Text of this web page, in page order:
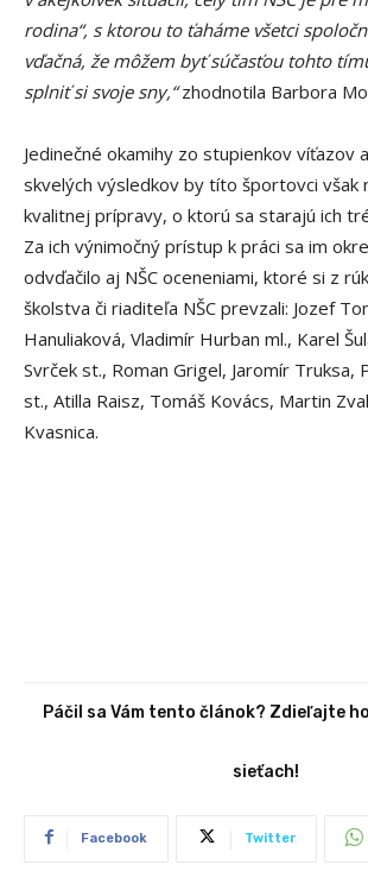
rodina“, s ktorou to ťaháme všetci
vďačná, že môžem byť súčasťou tohto
splniť si svoje sny,“zhodnotila Barbora
Jedinečné okamihy zo stupienkov víťazov
skvelých výsledkov by títo športovci však
kvalitnej prípravy, o ktorú sa starajú ich
Za ich výnimočný prístup k práci sa im
odvďačilo aj NŠC oceneniami, ktoré si z
školstva či riaditeľa NŠC prevzali: Jozef
Hanuliaková, Vladimír Hurban ml., Karel
Svrček st., Roman Grigel, Jaromír Truksa,
st., Atilla Raisz, Tomáš Kovács, Martin
Kvasnica.
Páčil sa Vám tento článok? Zdieľajte
sieťach!
Facebook Twitter